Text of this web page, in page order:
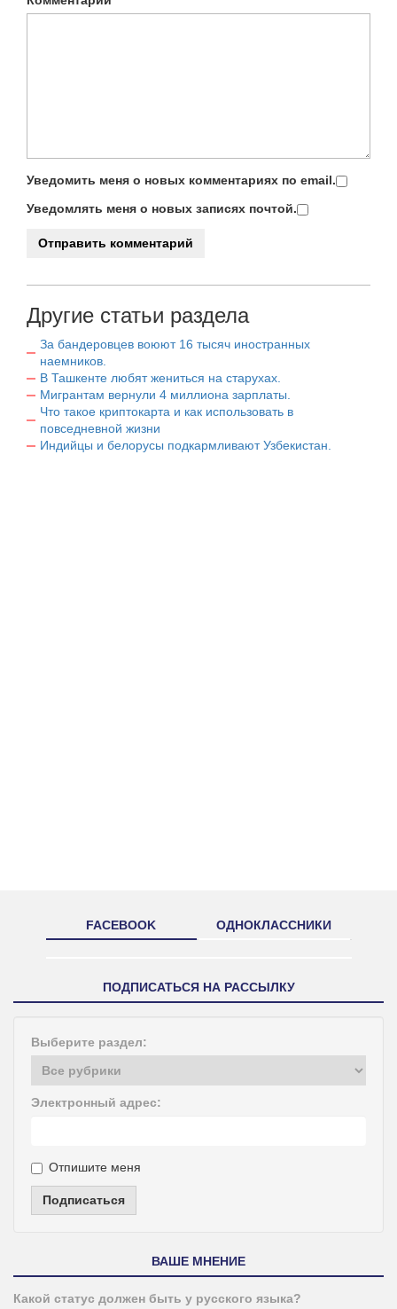
Уведомить меня о новых комментариях по email.
Уведомлять меня о новых записях почтой.
Другие статьи раздела
За бандеровцев воюют 16 тысяч иностранных
наемников.
В Ташкенте любят жениться на старухах.
Мигрантам вернули 4 миллиона зарплаты.
Что такое криптокарта и как использовать в
повседневной жизни
Индийцы и белорусы подкармливают Узбекистан.
FACEBOOK ОДНОКЛАССНИКИ
ПОДПИСАТЬСЯ НА РАССЫЛКУ
Выберите раздел:
Электронный адрес:
Отпишите меня
Подписаться
ВАШЕ МНЕНИЕ
Какой статус должен быть у русского языка?